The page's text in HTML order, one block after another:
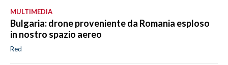
MULTIMEDIA
Bulgaria: drone proveniente da Romania esploso
in nostro spazio aereo
Red